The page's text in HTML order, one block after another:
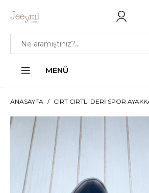
MENÜ
ANASAYFA CIRT CIRTLI DERI SPOR